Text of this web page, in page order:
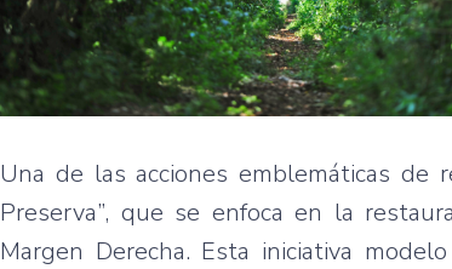
Una de las acciones emblemáticas de
Preserva”, que se enfoca en la
Margen Derecha. Esta iniciativa